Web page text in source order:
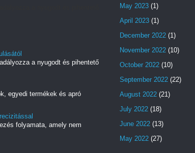
a nyugodt és pihentető
egyedi termékek és apró
folyamata, amely nem
May 2023 (1)
April 2023 (1)
December 2022 (1)
November 2022 (10)
October 2022 (10)
September 2022 (22)
August 2022 (21)
July 2022 (18)
June 2022 (13)
May 2022 (27)